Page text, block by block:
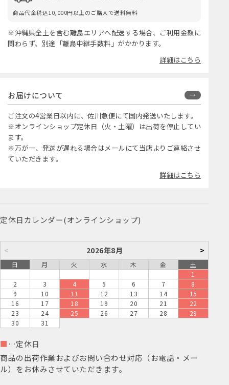
商品代金税込10,000円以上のご購入で送料無料
※沖縄県全土を含む離島エリアへ配送する場合、ご利用金額に
関わらず、別途「離島中継手数料」がかかります。
詳細はこちら
お届けについて
ご注文の4営業日以内に、佐川急便にて国内発送いたします。
※オンラインショップ定休日（火・土曜）は出荷を停止してい
ます。
※万が一、発送が遅れる場合はメールにて当店よりご連絡させ
ていただきます。
詳細はこちら
定休日カレンダー(オンラインショップ)
< 2026年8月 >
日 月 火 水 木 金
土
1
2
3 4 5 6 7
8
9
10 11 12 13 14
15
16
17 18 19 20 21
22
23
24 25 26 27 28
29
30
31
■ …定休日
商品の出荷作業およびお問い合わせ対応（お電話・メー
ル）をお休みさせていただきます。